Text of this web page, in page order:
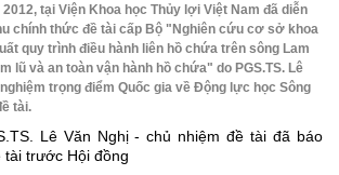
tại Viện Khoa học Thủy lợi Việt Nam đã diễn
chính thức đề tài cấp Bộ "Nghiên cứu cơ sở khoa
quy trình điều hành liên hồ chứa trên sông Lam
lũ và an toàn vận hành hồ chứa" do PGS.TS. Lê
trọng điểm Quốc gia về Động lực học Sông
tài.
Lê Văn Nghị - chủ nhiệm đề tài đã báo
tài trước Hội đồng